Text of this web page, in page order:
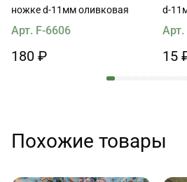
ножке d-11мм оливковая
Арт. F-6606
180 ₽
d-
Арт.
15
Похожие товары